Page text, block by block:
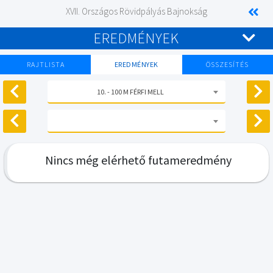
XVII. Országos Rövidpályás Bajnokság
EREDMÉNYEK
RAJTLISTA EREDMÉNYEK ÖSSZESÍTÉS
10. - 100 M FÉRFI MELL
Nincs még elérhető futameredmény